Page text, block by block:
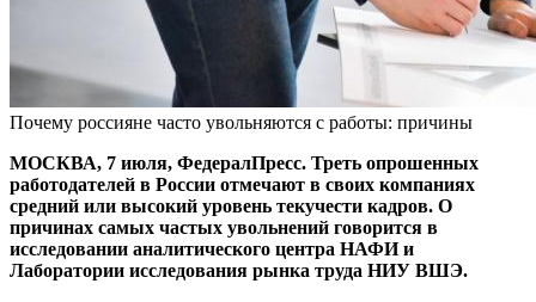
Почему россияне часто увольняются с работы: причины
МОСКВА, 7 июля, ФедералПресс. Треть опрошенных
работодателей в России отмечают в своих компаниях
средний или высокий уровень текучести кадров. О
причинах самых частых увольнений говорится в
исследовании аналитического центра НАФИ и
Лаборатории исследования рынка труда НИУ ВШЭ.